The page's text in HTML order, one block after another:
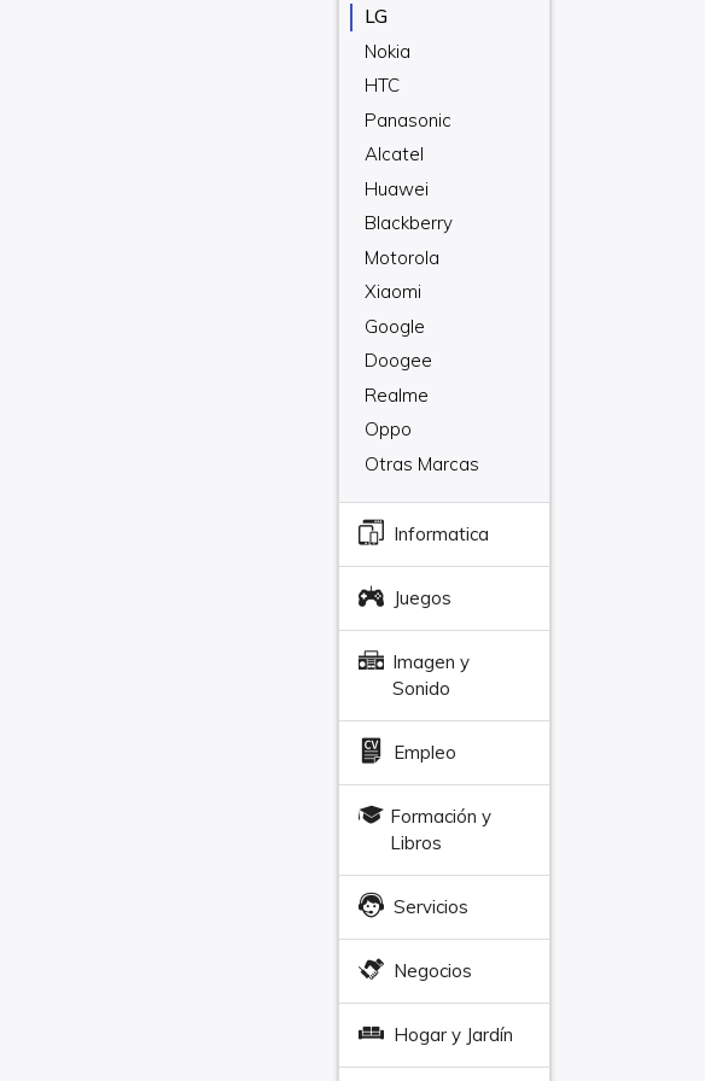
LG
Nokia
HTC
Panasonic
Alcatel
Huawei
Blackberry
Motorola
Xiaomi
Google
Doogee
Realme
Oppo
Otras Marcas
Informatica
Juegos
Imagen y
Sonido
Empleo
Formación y
Libros
Servicios
Negocios
Hogar y Jardín